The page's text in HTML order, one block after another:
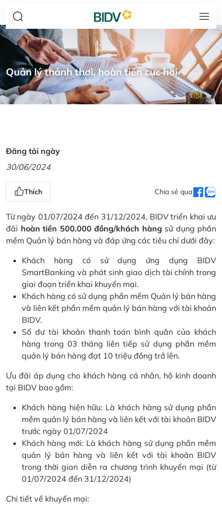
Quản lý thảnh thơi, hoàn tiền cực hời
Đăng tải ngày
30/06/2024
Thích Chia sẻ qua
Từ ngày 01/07/2024 đến 31/12/2024, BIDV triển khai ưu
đãi hoàn tiền 500.000 đồng/khách hàng sử dụng phần
mềm Quản lý bán hàng và đáp ứng các tiêu chí dưới đây:
Khách hàng có sử dụng ứng dụng BIDV
SmartBanking và phát sinh giao dịch tài chính trong
giai đoạn triển khai khuyến mại.
Khách hàng có sử dụng phần mềm Quản lý bán hàng
và liên kết phần mềm quản lý bán hàng với tài khoản
BIDV.
Số dư tài khoản thanh toán bình quân của khách
hàng trong 03 tháng liên tiếp sử dụng phần mềm
quản lý bán hàng đạt 10 triệu đồng trở lên.
Ưu đãi áp dụng cho khách hàng cá nhân, hộ kinh doanh
tại BIDV bao gồm:
Khách hàng hiện hữu: Là khách hàng sử dụng phần
mềm quản lý bán hàng và liên kết với tài khoản BIDV
trước ngày 01/07/2024
Khách hàng mới: Là khách hàng sử dụng phần mềm
quản lý bán hàng và liên kết với tài khoản BIDV
trong thời gian diễn ra chương trình khuyến mại (từ
01/07/2024 đến 31/12/2024)
Chi tiết về khuyến mại: